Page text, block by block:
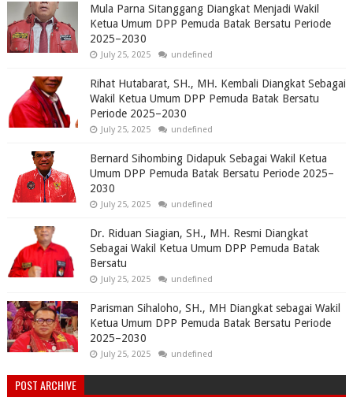
Mula Parna Sitanggang Diangkat Menjadi Wakil
Ketua Umum DPP Pemuda Batak Bersatu Periode
2025–2030
July 25, 2025 undefined
Rihat Hutabarat, SH., MH. Kembali Diangkat Sebagai
Wakil Ketua Umum DPP Pemuda Batak Bersatu
Periode 2025–2030
July 25, 2025 undefined
Bernard Sihombing Didapuk Sebagai Wakil Ketua
Umum DPP Pemuda Batak Bersatu Periode 2025–
2030
July 25, 2025 undefined
Dr. Riduan Siagian, SH., MH. Resmi Diangkat
Sebagai Wakil Ketua Umum DPP Pemuda Batak
Bersatu
July 25, 2025 undefined
Parisman Sihaloho, SH., MH Diangkat sebagai Wakil
Ketua Umum DPP Pemuda Batak Bersatu Periode
2025–2030
July 25, 2025 undefined
POST ARCHIVE